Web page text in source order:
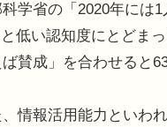
学省の「2020年には1
低い認知度にとどま
ば賛成」を合わせると
情報活用能力といわ